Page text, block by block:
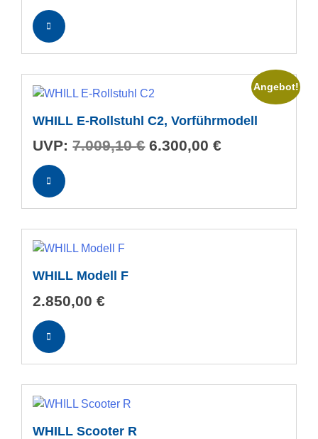
1.549,00 €999,00 €.
Angebot!
WHILL E-Rollstuhl C2, Vorführmodell
UVP: 7.009,10€ Ursprünglicher
7.009,10 €
6.300,00€Aktueller
6.300,00 €.
WHILL Modell F
2.850,00€
WHILL Scooter R